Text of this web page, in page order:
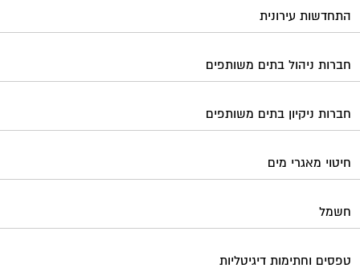
התחדשות עירונית
חברות ניהול בתים משותפים
חברות ניקיון בתים משותפים
חיטוי מאגרי מים
חשמל
טפסים וחתימות דיגיטליות